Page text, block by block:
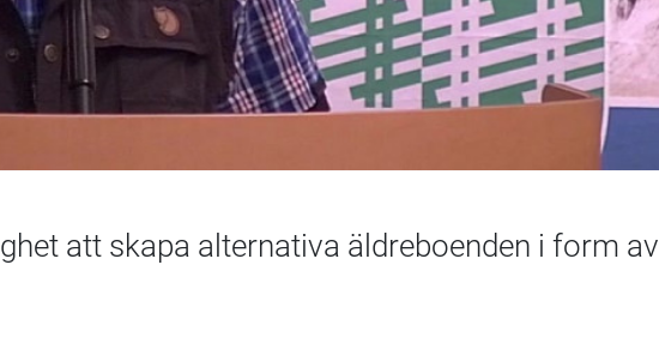
att skapa alternativa äldreboenden i form av